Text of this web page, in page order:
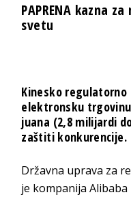
PAPRENA kazna
svetu
Kinesko
elektronsku
juana (2,8 milijardi
zaštiti konkurencije.
Državna uprava za
je kompanija